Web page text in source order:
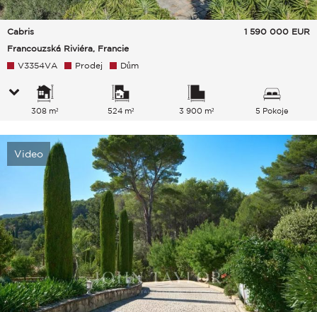
Cabris
Francouzská Riviéra, Francie
1 590 000 EUR
V3354VA Prodej Dům
308 m² 524 m² 3 900 m² 5 Pokoje
Video